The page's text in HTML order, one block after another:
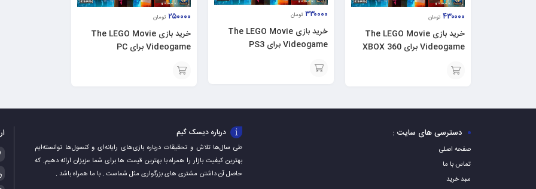
۴۳۰۰۰۰ تومان
خرید بازی The LEGO Movie
Videogame برای XBOX 360
به
۳۳۰۰۰۰ تومان
خرید بازی The LEGO Movie
Videogame برای PS3
۲۵۰۰۰۰ تومان
خرید بازی The LEGO Movie
Videogame برای PC
به
دسترسی های سایت :
صفحه اصلی
تماس با ما
سبد خرید
درباره دیسک گیم
طی سال‌ها تلاش و تحقیقات درباره بازی‌های رایانه‌ای و کنسول‌ها توانسته‌ایم
بهترین کیفیت بازار را همراه با بهترین قیمت ها برای شما عزیزان ارائه دهیم. که
حاصل آن داشتن مشتری های بزرگواری مثل شماست . با ما همراه باشد .